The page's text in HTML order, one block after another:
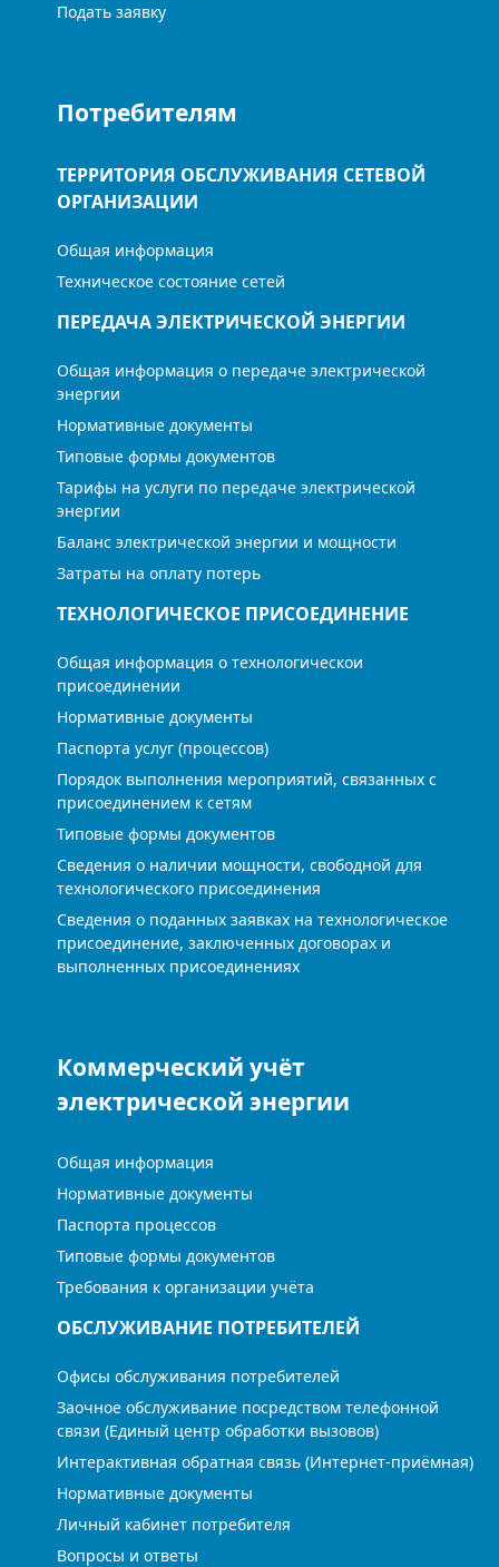
Подать заявку
Потребителям
ТЕРРИТОРИЯ ОБСЛУЖИВАНИЯ СЕТЕВОЙ
ОРГАНИЗАЦИИ
Общая информация
Техническое состояние сетей
ПЕРЕДАЧА ЭЛЕКТРИЧЕСКОЙ ЭНЕРГИИ
Общая информация о передаче электрической
энергии
Нормативные документы
Типовые формы документов
Тарифы на услуги по передаче электрической
энергии
Баланс электрической энергии и мощности
Затраты на оплату потерь
ТЕХНОЛОГИЧЕСКОЕ ПРИСОЕДИНЕНИЕ
Общая информация о технологическои
присоединении
Нормативные документы
Паспорта услуг (процессов)
Порядок выполнения мероприятий, связанных с
присоединением к сетям
Типовые формы документов
Сведения о наличии мощности, свободной для
технологического присоединения
Сведения о поданных заявках на технологическое
присоединение, заключенных договорах и
выполненных присоединениях
Коммерческий учёт
электрической энергии
Общая информация
Нормативные документы
Паспорта процессов
Типовые формы документов
Требования к организации учёта
ОБСЛУЖИВАНИЕ ПОТРЕБИТЕЛЕЙ
Офисы обслуживания потребителей
Заочное обслуживание посредством телефонной
связи (Единый центр обработки вызовов)
Интерактивная обратная связь (Интернет-приёмная)
Нормативные документы
Личный кабинет потребителя
Вопросы и ответы